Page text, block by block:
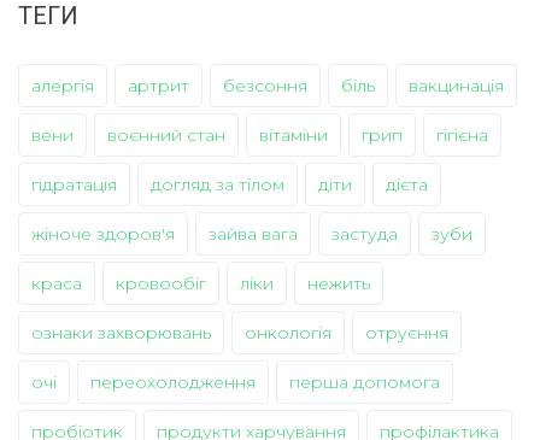
ТЕГИ
алергія артрит безсоння біль вакцинація
вени воєнний стан вітаміни грип гігієна
гідратація догляд за тілом діти дієта
жіноче здоров'я зайва вага застуда зуби
краса кровообіг ліки нежить
ознаки захворювань онкологія отруєння
очі переохолодження перша допомога
пробіотик продукти харчування профілактика